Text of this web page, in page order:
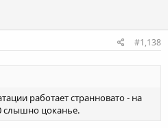
#1,138
работает странновато - на
слышно цоканье.